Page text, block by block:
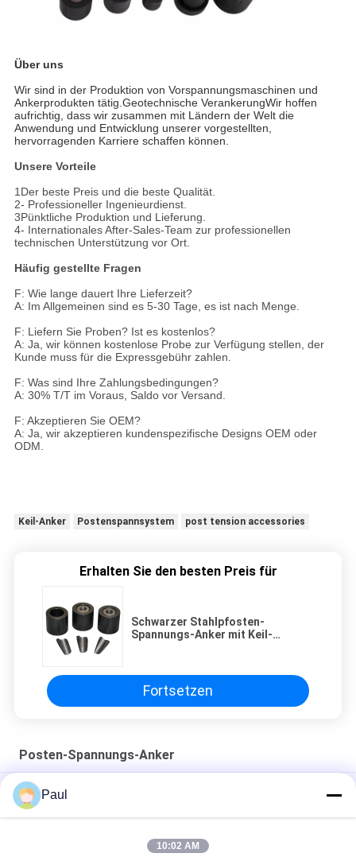
Über uns
Wir sind in der Produktion von Vorspannungsmaschinen und
Ankerprodukten tätig.Geotechnische VerankerungWir hoffen
aufrichtig, dass wir zusammen mit Ländern der Welt die
Anwendung und Entwicklung unserer vorgestellten,
hervorragenden Karriere schaffen können.
Unsere Vorteile
1Der beste Preis und die beste Qualität.
2- Professioneller Ingenieurdienst.
3Pünktliche Produktion und Lieferung.
4- Internationales After-Sales-Team zur professionellen
technischen Unterstützung vor Ort.
Häufig gestellte Fragen
F: Wie lange dauert Ihre Lieferzeit?
A: Im Allgemeinen sind es 5-30 Tage, es ist nach Menge.
F: Liefern Sie Proben? Ist es kostenlos?
A: Ja, wir können kostenlose Probe zur Verfügung stellen, der
Kunde muss für die Expressgebühr zahlen.
F: Was sind Ihre Zahlungsbedingungen?
A: 30% T/T im Voraus, Saldo vor Versand.
F: Akzeptieren Sie OEM?
A: Ja, wir akzeptieren kundenspezifische Designs OEM oder
ODM.
Keil-Anker Postenspannsystem post tension accessories
Erhalten Sie den besten Preis für
Schwarzer Stahlpfosten-
Spannungs-Anker mit Keil-
Fortsetzen
Posten-Spannungs-Anker
Post Spannung Gusseisen Anker Keil Verankerung Blöcke
Strand Griffe Flachanker
Paul
10:02 AM